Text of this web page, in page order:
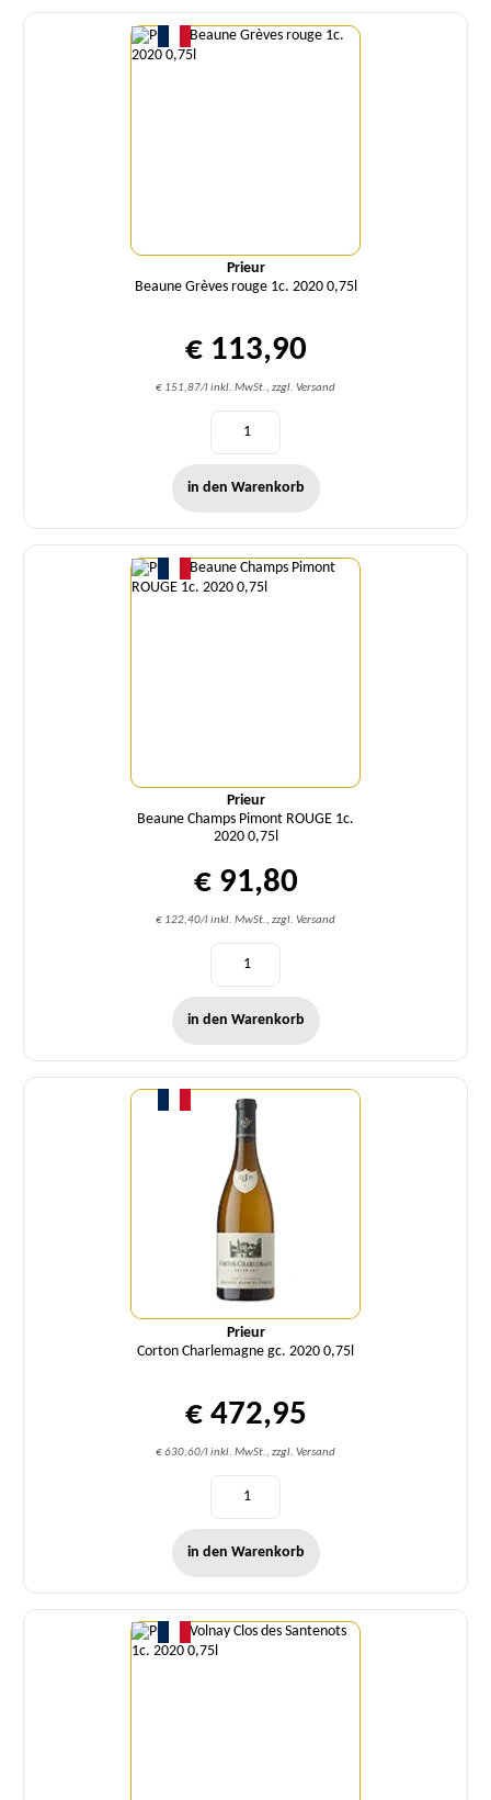
Prieur
Beaune Grèves rouge 1c. 2020 0,75l
€ 113,90
€ 151,87/l inkl. MwSt., zzgl. Versand
Menge
in den Warenkorb
Prieur
Beaune Champs Pimont ROUGE 1c.
2020 0,75l
€ 91,80
€ 122,40/l inkl. MwSt., zzgl. Versand
Menge
in den Warenkorb
Prieur
Corton Charlemagne gc. 2020 0,75l
€ 472,95
€ 630,60/l inkl. MwSt., zzgl. Versand
Menge
in den Warenkorb
Menge